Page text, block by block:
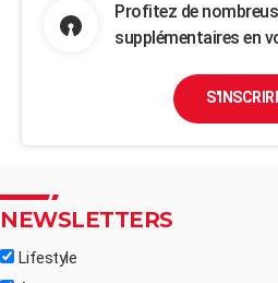
Profitez de
supplémentaires en
NEWSLETTERS
Lifestyle